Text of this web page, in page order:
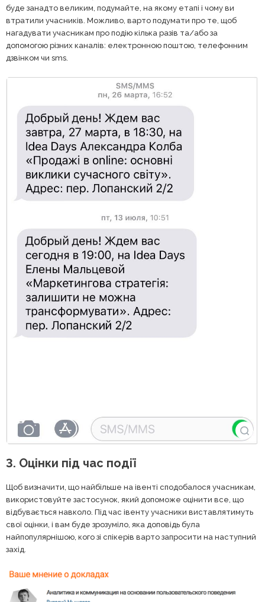
буде занадто великим, подумайте, на якому етапі і чому ви
втратили учасників. Можливо, варто подумати про те, щоб
нагадувати учасникам про подію кілька разів та/або за
допомогою різних каналів: електронною поштою, телефонним
дзвінком чи sms.
3. Оцінки під час події
Щоб визначити, що найбільше на івенті сподобалося учасникам,
використовуйте застосунок, який допоможе оцінити все, що
відбувається навколо. Під час івенту учасники виставлятимуть
свої оцінки, і вам буде зрозуміло, яка доповідь була
найпопулярнішою, кого зі спікерів варто запросити на наступний
захід.